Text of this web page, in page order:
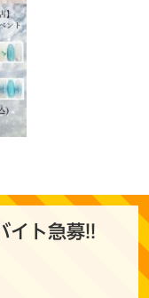
イト急募!!